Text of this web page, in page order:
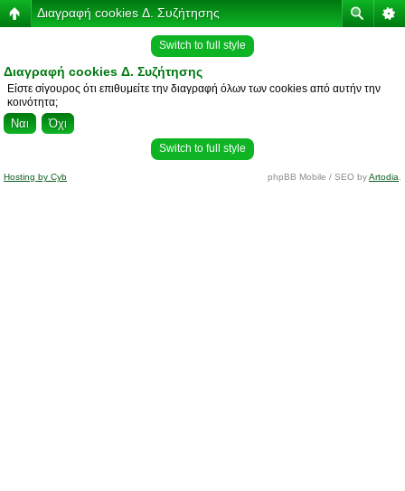
Διαγραφή cookies Δ. Συζήτησης
Switch to full style
Διαγραφή cookies Δ. Συζήτησης
Είστε σίγουρος ότι επιθυμείτε την διαγραφή όλων των cookies από αυτήν την
κοινότητα;
Switch to full style
Hosting by Cyb phpBB Mobile / SEO byArtodia